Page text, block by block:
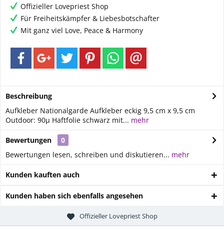
Offizieller Lovepriest Shop
Für Freiheitskämpfer & Liebesbotschafter
Mit ganz viel Love, Peace & Harmony
Beschreibung
Aufkleber Nationalgarde Aufkleber eckig 9,5 cm x 9,5 cm
Outdoor: 90µ Haftfolie schwarz mit... mehr
Bewertungen
0
Bewertungen lesen, schreiben und diskutieren... mehr
Kunden kauften auch
Kunden haben sich ebenfalls angesehen
Offizieller Lovepriest Shop